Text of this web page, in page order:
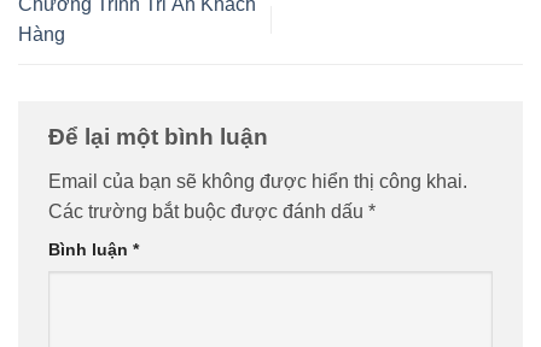
Chương Trình Tri Ân Khách
Hàng
Để lại một bình luận
Email của bạn sẽ không được hiển thị công khai.
Các trường bắt buộc được đánh dấu *
Bình luận *